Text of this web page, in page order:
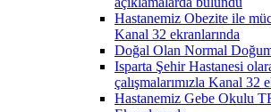
Hastanemiz Obezite ile
Kanal 32 ekranlarında
Doğal Olan Normal
Isparta Şehir Hastanesi
çalışmalarımızla Kanal 32
Hastanemiz Gebe Okulu